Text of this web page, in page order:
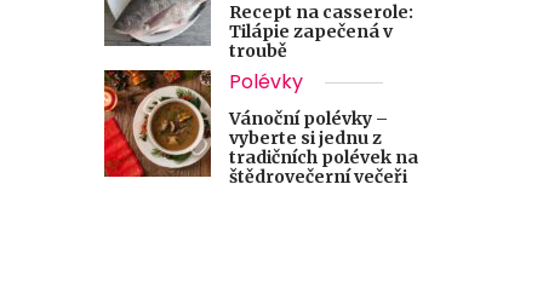
Recept na casserole:
Tilápie zapečená v
troubě
Polévky
Vánoční polévky –
vyberte si jednu z
tradičních polévek na
štědrovečerní večeři